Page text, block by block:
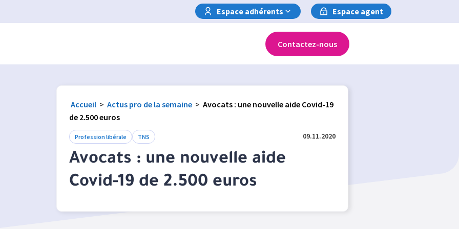
Espace adhérents
Espace agent
Contactez-nous
Accueil > Actus pro de la semaine > Avocats : une nouvelle aide Covid-19
de 2.500 euros
Profession libérale TNS 09.11.2020
Avocats : une nouvelle aide
Covid-19 de 2.500 euros